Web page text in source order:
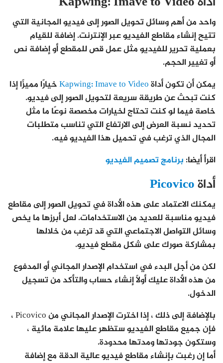
واحد من أهم وسائل تحويل الصور إلى فيديو المجانية التي
تتيح إنشاء مقاطع الفيديو عبر الإنترنت. إضافة للقيام
بعملية تحرير للفيديو مثل عمل قص للمقطع أو إضافة نص
أو تغيير الحجم.
يمكن أن تكون أداةKapwing: Imave to Videoخيارًا مميزًا إذا
كنت تبحث عن طريقة سريعة لتحويل الصور إلى فيديو.
خاصة فيما لو كنت تحتاج لخيارات مخصصة نوعًا ما مثل
تحديد نسبة العرض إلى الارتفاع التي تناسب متطلبات
المجال الذي ترغب في تحميل هذا الفيديو فيه.
اقرأ أيضا: برنامج تصميم الفيديو
أداةPicovico
يمكنك الاعتماد على هذه الأداة في تحويل الصور إلى مقاطع
فيديو مناسبة للعديد من الاستخدامات. لعل أبرزها ما يخص
وسائل التواصل الاجتماعي التي قد ترغب من خلالها
بمشاركة صورك على شكل مقطع فيديو.
لكن من أجل البدء في استخدام الإصدار المجاني أو المدفوع
من هذه الأداة عليك أولاً إنشاء حساب والتأكد من تسجيل
الدخول.
بالإضافة إلى ذلك ، إذا اخترت الإصدار المجاني من Picovico ،
فإن جميع مقاطع الفيديو ستظهر عليها علامة مائية ،
وستكون جودتها ومدتها محدودة.
أما إن رغبت بإنشاء مقاطع فيديو عالية الدقة مع إضافة